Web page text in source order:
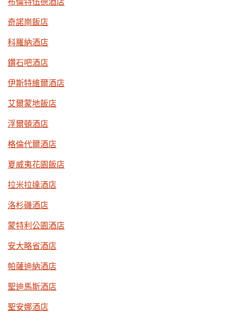
奇諾崗飯店
科羅納酒店
鑽石吧酒店
伊斯特維爾酒店
艾爾蒙地飯店
浮爾頓酒店
格倫代爾酒店
夏威夷花園飯店
拉米拉達酒店
洛杉磯酒店
蒙特利公園酒店
安大略省酒店
帕薩迪納酒店
聖迪馬斯酒店
聖安娜酒店